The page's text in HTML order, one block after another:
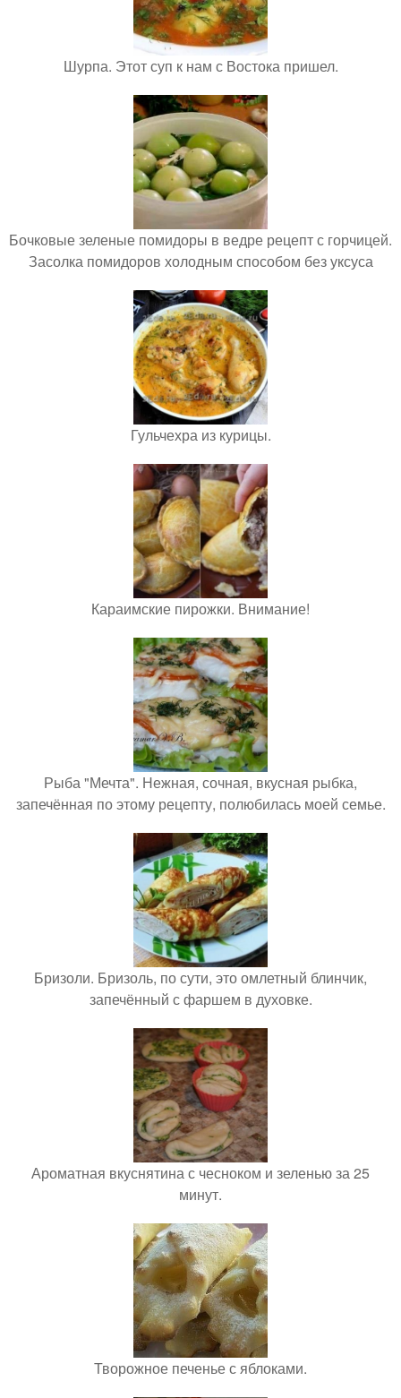
Шурпа. Этот суп к нам с Востока пришел.
Бочковые зеленые помидоры в ведре рецепт с горчицей.
Засолка помидоров холодным способом без уксуса
Гульчехра из курицы.
Караимские пирожки. Внимание!
Рыба "Мечта". Нежная, сочная, вкусная рыбка,
запечённая по этому рецепту, полюбилась моей семье.
Бризоли. Бризоль, по сути, это омлетный блинчик,
запечённый с фаршем в духовке.
Ароматная вкуснятина с чесноком и зеленью за 25
минут.
Творожное печенье с яблоками.